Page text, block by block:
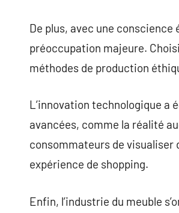
De plus, avec une
préoccupation majeure.
méthodes de production
L’innovation technologique a
avancées, comme la réalité
consommateurs de visualiser
expérience de shopping.
Enfin, l’industrie du meuble